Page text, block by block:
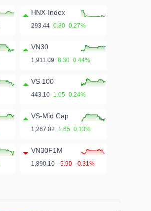
HNX-Index
293.44 0.80 0.27%
VN30
1,911.09 8.30 0.44%
VS 100
443.10 1.05 0.24%
VS-Mid Cap
1,267.02 1.65 0.13%
VN30F1M
1,890.10 -5.90 -0.31%